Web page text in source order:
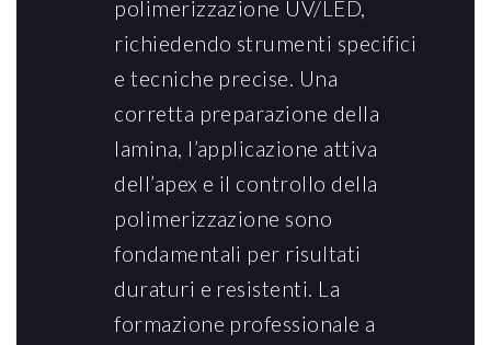
polimerizzazione UV/LED,
richiedendo strumenti specifici
e tecniche precise. Una
corretta preparazione della
lamina, l’applicazione attiva
dell’apex e il controllo della
polimerizzazione sono
fondamentali per risultati
duraturi e resistenti. La
formazione professionale a